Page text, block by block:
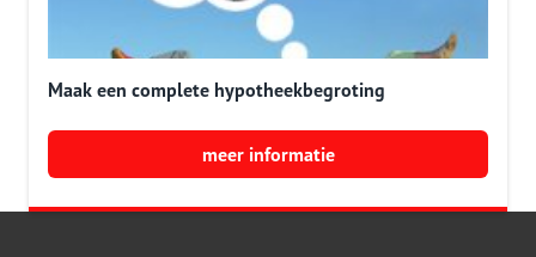
Maak een complete hypotheekbegroting
meer informatie